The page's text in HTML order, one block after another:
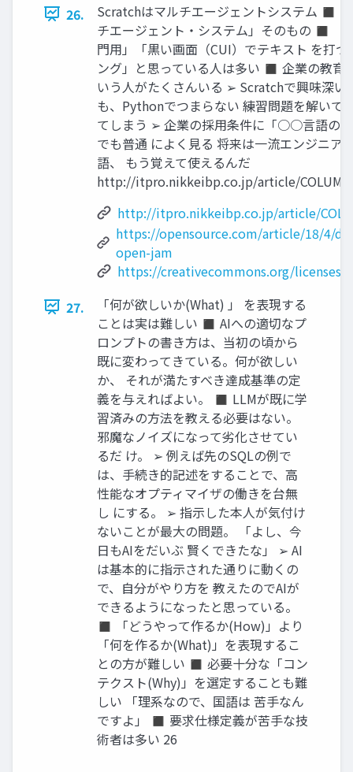
26.
Scratchはマルチエージェントシステム ◼
チエージェント・システム」そのもの ◼ 「
門用」「黒い画面（CUI）でテキスト を打
ング」と思っている人は多い ◼ 企業の教育
いう人がたくさんいる ➢ Scratchで興味深い
も、Pythonでつまらない 練習問題を解いて
てしまう ➢ 企業の採用条件に「○○言語の
でも普通 によく見る 将来は一流エンジニア
語、 もう覚えて使えるんだ
http://itpro.nikkeibp.co.jp/article/
http://itpro.nikkeibp.co.jp/article/
https://opensource.com/article/18/4/
open-jam
https://creativecommons.org/licenses/
27.
「何が欲しいか(What) 」 を表現する
ことは実は難しい ◼ AIへの適切なプ
ロンプトの書き方は、当初の頃から
既に変わってきている。何が欲しい
か、 それが満たすべき達成基準の定
義を与えればよい。 ◼ LLMが既に学
習済みの方法を教える必要はない。
邪魔なノイズになって劣化させてい
るだ け。 ➢ 例えば先のSQLの例で
は、手続き的記述をすることで、高
性能なオプティマイザの働きを台無
し にする。 ➢ 指示した本人が気付け
ないことが最大の問題。 「よし、今
日もAIをだいぶ 賢くできたな」 ➢ AI
は基本的に指示された通りに動くの
で、自分がやり方を 教えたのでAIが
できるようになったと思っている。
◼ 「どうやって作るか(How)」より
「何を作るか(What)」を表現するこ
との方が難しい ◼ 必要十分な「コン
テクスト(Why)」を選定することも難
しい 「理系なので、国語は 苦手なん
ですよ」 ◼ 要求仕様定義が苦手な技
術者は多い 26